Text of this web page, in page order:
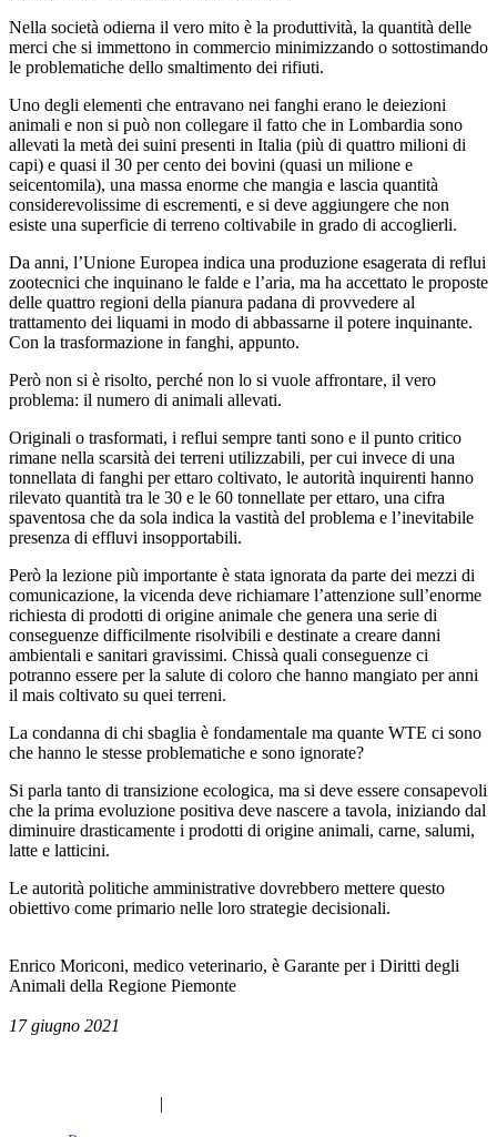
Nella società odierna il vero mito è la produttività, la quantità delle
merci che si immettono in commercio minimizzando o sottostimando
le problematiche dello smaltimento dei rifiuti.
Uno degli elementi che entravano nei fanghi erano le deiezioni
animali e non si può non collegare il fatto che in Lombardia sono
allevati la metà dei suini presenti in Italia (più di quattro milioni di
capi) e quasi il 30 per cento dei bovini (quasi un milione e
seicentomila), una massa enorme che mangia e lascia quantità
considerevolissime di escrementi, e si deve aggiungere che non
esiste una superficie di terreno coltivabile in grado di accoglierli.
Da anni, l’Unione Europea indica una produzione esagerata di reflui
zootecnici che inquinano le falde e l’aria, ma ha accettato le proposte
delle quattro regioni della pianura padana di provvedere al
trattamento dei liquami in modo di abbassarne il potere inquinante.
Con la trasformazione in fanghi, appunto.
Però non si è risolto, perché non lo si vuole affrontare, il vero
problema: il numero di animali allevati.
Originali o trasformati, i reflui sempre tanti sono e il punto critico
rimane nella scarsità dei terreni utilizzabili, per cui invece di una
tonnellata di fanghi per ettaro coltivato, le autorità inquirenti hanno
rilevato quantità tra le 30 e le 60 tonnellate per ettaro, una cifra
spaventosa che da sola indica la vastità del problema e l’inevitabile
presenza di effluvi insopportabili.
Però la lezione più importante è stata ignorata da parte dei mezzi di
comunicazione, la vicenda deve richiamare l’attenzione sull’enorme
richiesta di prodotti di origine animale che genera una serie di
conseguenze difficilmente risolvibili e destinate a creare danni
ambientali e sanitari gravissimi. Chissà quali conseguenze ci
potranno essere per la salute di coloro che hanno mangiato per anni
il mais coltivato su quei terreni.
La condanna di chi sbaglia è fondamentale ma quante WTE ci sono
che hanno le stesse problematiche e sono ignorate?
Si parla tanto di transizione ecologica, ma si deve essere consapevoli
che la prima evoluzione positiva deve nascere a tavola, iniziando dal
diminuire drasticamente i prodotti di origine animali, carne, salumi,
latte e latticini.
Le autorità politiche amministrative dovrebbero mettere questo
obiettivo come primario nelle loro strategie decisionali.
Enrico Moriconi, medico veterinario, è Garante per i Diritti degli
Animali della Regione Piemonte
17 giugno 2021
|